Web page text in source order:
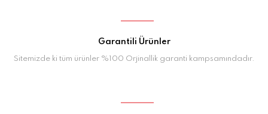
Garantili Ürünler
Sitemizde ki tüm ürünler %100 Orjinallik garanti kampsamındadır.